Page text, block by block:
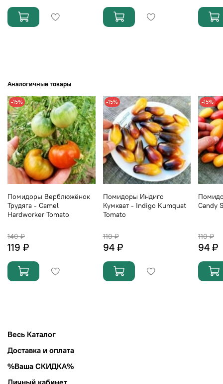
Аналогичные товары
-15%
Помидоры Верблюжёнок
Трудяга - Camel
Hardworker Tomato
140 ₽
119 ₽
-15%
Помидоры Индиго
Кумкват - Indigo Kumquat
Tomato
110 ₽
94 ₽
-15%
Candy
110 ₽
94 ₽
Весь Каталог
Доставка и оплата
%Ваша СКИДКА%
Личный кабинет